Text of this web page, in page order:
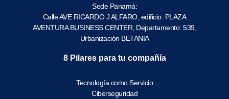
Sede Panamá:
Calle AVE RICARDO J ALFARO, edificio: PLAZA
AVENTURA BUSINESS CENTER, Departamento: 539,
Urbanización BETANIA
8 Pilares para tu compañía
Tecnología como Servicio
Ciberseguridad